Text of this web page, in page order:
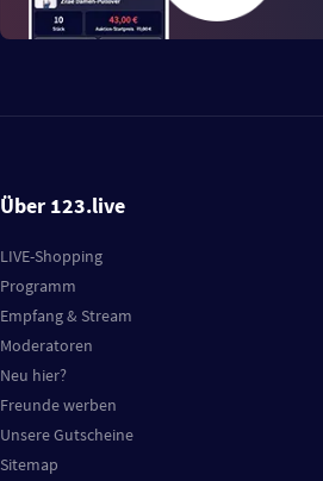
Über 123.live
LIVE-Shopping
Programm
Empfang & Stream
Moderatoren
Neu hier?
Freunde werben
Unsere Gutscheine
Sitemap